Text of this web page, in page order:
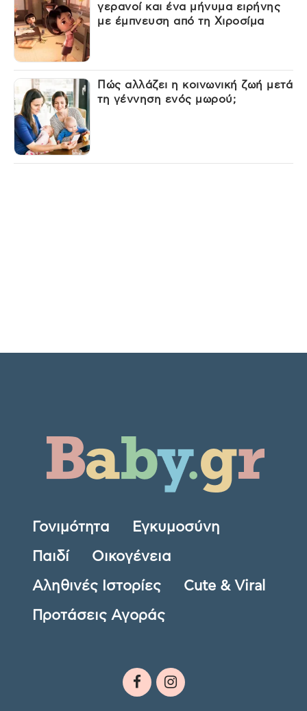
γερανοί και ένα μήνυμα ειρήνης
με έμπνευση από τη Χιροσίμα
Πώς αλλάζει η κοινωνική ζωή μετά
τη γέννηση ενός μωρού;
Γονιμότητα Εγκυμοσύνη
Παιδί Οικογένεια
Αληθινές Ιστορίες Cute & Viral
Προτάσεις Αγοράς